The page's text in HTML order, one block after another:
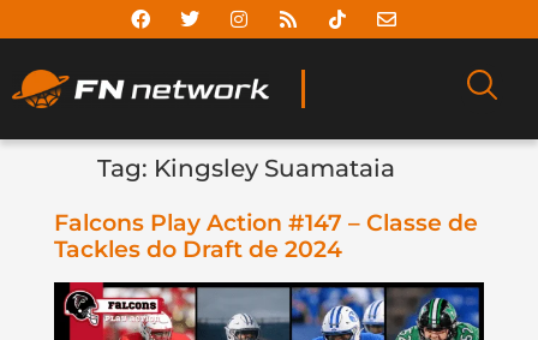
Tag: Kingsley Suamataia
Falcons Play Action #147 – Classe de
Tackles do Draft de 2024